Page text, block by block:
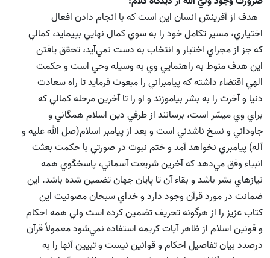
هدف از آفرينش انسان اين است كه با انجام دادن افعال
اختياري،‌ مسير تكامل خود را به سوي كمال نهايي بپيمايد، كمالي
كه جز از مجراي اختيار و انتخاب به دست نمي‌آيد، تحقق يافتن
اين هدف منوط به راهنمايي وي به وسيله وحي است و حكمت
الهي اقتضاء داشته كه پيامبراني را مبعوث فرمايد تا راه سعادت
دنيا و آخرت را به بشر بياموزند و او را تا آخرين مرحله كمالي كه
براي وي ميسّر است، برسانند از طرفي دين اسلام همگاني و
جاوداني و نسخ ناشدني است و بعد از پيامبر اسلام(صل الله علیه و
آله) پيامبري نخواهد آمد و ختم نبوت در صورتي با حكمت بعثت
انبياء وفق مي‌دهد كه آخرين شريعت آسماني، پاسخگوي همه
نيازهاي بشر باشد و بقاء آن تا پايان جهان تضمين شده باشد. اين
ضمانت در مورد قرآن وجود دارد و خداي سبحان مصونيت اين
كتاب عزيز را از هرگونه تحريف تضمين كرده است ولي همه احكام
و قونين اسلام از ظاهر آيات كريمه استفاده نمي‌شود معمولاً قرآن
درصدد بيان تفاصيل احكام و قوانين نيست و تبيين آنها را به